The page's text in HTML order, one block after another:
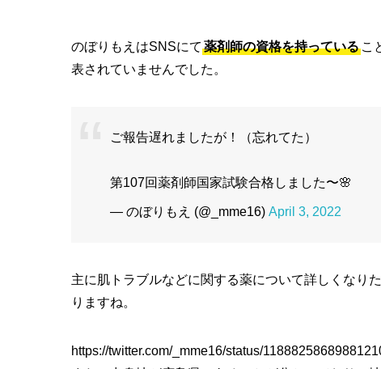
のぼりもえはSNSにて 薬剤師の資格を持っている こ
表されていませんでした。
ご報告遅れましたが！（忘れてた）
第107回薬剤師国家試験合格しました〜🌸
— のぼりもえ (@_mme16) April 3, 2022
主に肌トラブルなどに関する薬について詳しくなり
りますね。
https://twitter.com/_mme16/status/